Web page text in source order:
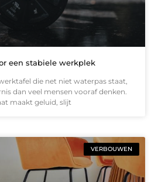
een stabiele werkplek
die net niet waterpas staat,
dan veel mensen vooraf denken.
maakt geluid, slijt
VERBOUWEN